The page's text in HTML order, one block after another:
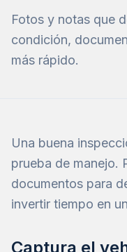
Fotos y notas que
condición,
más rápido.
Una buena
prueba de manejo.
documentos para
invertir tiempo en
Captura el